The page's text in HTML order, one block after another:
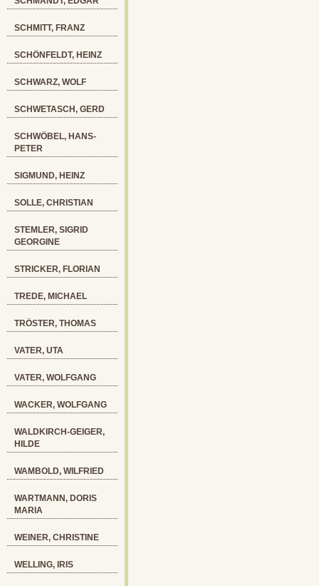
SCHMITT, FRANZ
SCHÖNFELDT, HEINZ
SCHWARZ, WOLF
SCHWETASCH, GERD
SCHWÖBEL, HANS-
PETER
SIGMUND, HEINZ
SOLLE, CHRISTIAN
STEMLER, SIGRID
GEORGINE
STRICKER, FLORIAN
TREDE, MICHAEL
TRÖSTER, THOMAS
VATER, UTA
VATER, WOLFGANG
WACKER, WOLFGANG
WALDKIRCH-GEIGER,
HILDE
WAMBOLD, WILFRIED
WARTMANN, DORIS
MARIA
WEINER, CHRISTINE
WELLING, IRIS